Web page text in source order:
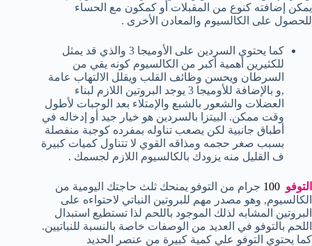
يمكن إضافته كنوع من المقبلات أو كمكون مع الحساء
للحصول على الكالسيوم والمعادن الأخرى .
كما يحتوي السردين على الأوميجا 3 والذي قد يمثل
للكثيرين أهمية أكبر من الكالسيوم كونه يقي من
السرطان ويحسن وظائف القلب ويقلل الالتهاب عامة
,و بالإضافة للأوميجا 3 يوجد البروتين اللازم لبناء
العضلات والشعور بالشبع والإمتلاء بعد الوجبات لأطول
وقت ممكن. البيتزا بالسردين هو خيار جيد أو إدخاله في
أطباق جانبية لكن يصعب تناوله بمفرده كوجبة منفصلة
بسبب صغر حجمه ومذاقه القوي لا تتناول كميات كبيرة
ف القليل منه يزودك بالكالسيوم اللازم لجسمك .
التوفو 100 جرام من التوفو يمنحك ثلث حاجتك اليومية من
الكالسيوم, وهو مصدر مهم للبروتين النباتي لاحتواءه على
البروتين المشابه لذلك الموجود باللحم لذا تستطيع استبدال
اللحم بالتوفو في العديد من الوصفات خاصة بالنسبة للنباتيين.
كما يحتوي التوفو علي كمية كبيرة من عنصر الحديد